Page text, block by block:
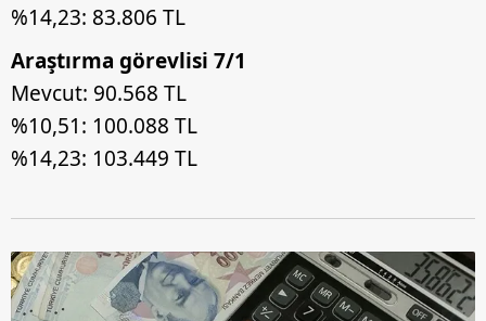
%14,23: 83.806 TL
Araştırma görevlisi 7/1
Mevcut: 90.568 TL
%10,51: 100.088 TL
%14,23: 103.449 TL